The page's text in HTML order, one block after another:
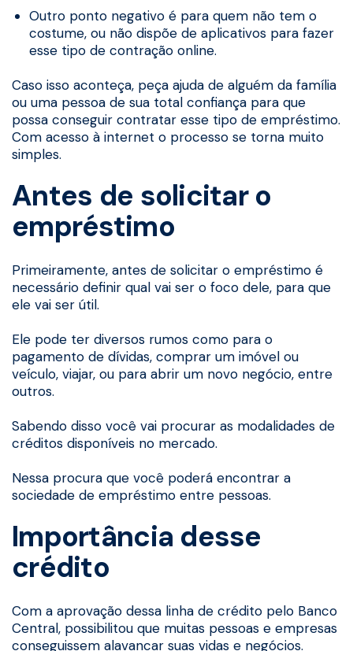
Outro ponto negativo é para quem não tem o
costume, ou não dispõe de aplicativos para fazer
esse tipo de contração online.
Caso isso aconteça, peça ajuda de alguém da família
ou uma pessoa de sua total confiança para que
possa conseguir contratar esse tipo de empréstimo.
Com acesso à internet o processo se torna muito
simples.
Antes de solicitar o
empréstimo
Primeiramente, antes de solicitar o empréstimo é
necessário definir qual vai ser o foco dele, para que
ele vai ser útil.
Ele pode ter diversos rumos como para o
pagamento de dívidas, comprar um imóvel ou
veículo, viajar, ou para abrir um novo negócio, entre
outros.
Sabendo disso você vai procurar as modalidades de
créditos disponíveis no mercado.
Nessa procura que você poderá encontrar a
sociedade de empréstimo entre pessoas.
Importância desse
crédito
Com a aprovação dessa linha de crédito pelo Banco
Central, possibilitou que muitas pessoas e empresas
conseguissem alavancar suas vidas e negócios.